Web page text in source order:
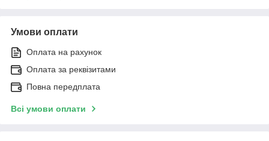
Умови оплати
Оплата на рахунок
Оплата за реквізитами
Повна передплата
Всі умови оплати